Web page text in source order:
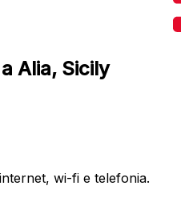
Alia, Sicily
wi-fi e telefonia.